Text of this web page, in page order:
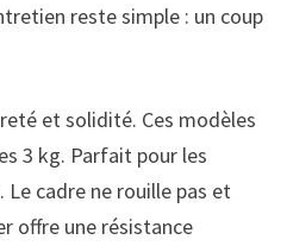
reste simple : un coup
et solidité. Ces modèles
3 kg. Parfait pour les
cadre ne rouille pas et
offre une résistance